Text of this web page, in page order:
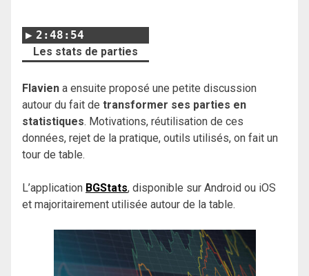
2:48:54
Les stats de parties
Flavien a ensuite proposé une petite discussion
autour du fait de transformer ses parties en
statistiques. Motivations, réutilisation de ces
données, rejet de la pratique, outils utilisés, on fait un
tour de table.
L’application BGStats, disponible sur Android ou iOS
et majoritairement utilisée autour de la table.